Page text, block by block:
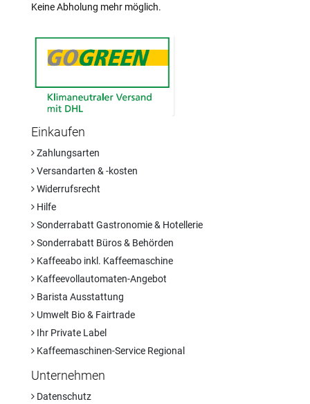
Keine Abholung mehr möglich.
Einkaufen
Zahlungsarten
Versandarten & -kosten
Widerrufsrecht
Hilfe
Sonderrabatt Gastronomie & Hotellerie
Sonderrabatt Büros & Behörden
Kaffeeabo inkl. Kaffeemaschine
Kaffeevollautomaten-Angebot
Barista Ausstattung
Umwelt Bio & Fairtrade
Ihr Private Label
Kaffeemaschinen-Service Regional
Unternehmen
Datenschutz